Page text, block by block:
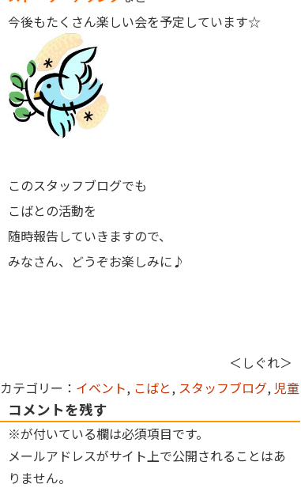
今後もたくさん楽しい会を予定しています☆
このスタッフブログでも
こばとの活動を
随時報告していきますので、
みなさん、どうぞお楽しみに♪
＜しぐれ＞
カテゴリー： イベント, こばと, スタッフブログ, 児童
コメントを残す
※が付いている欄は必須項目です。
メールアドレスがサイト上で公開されることはあ
りません。